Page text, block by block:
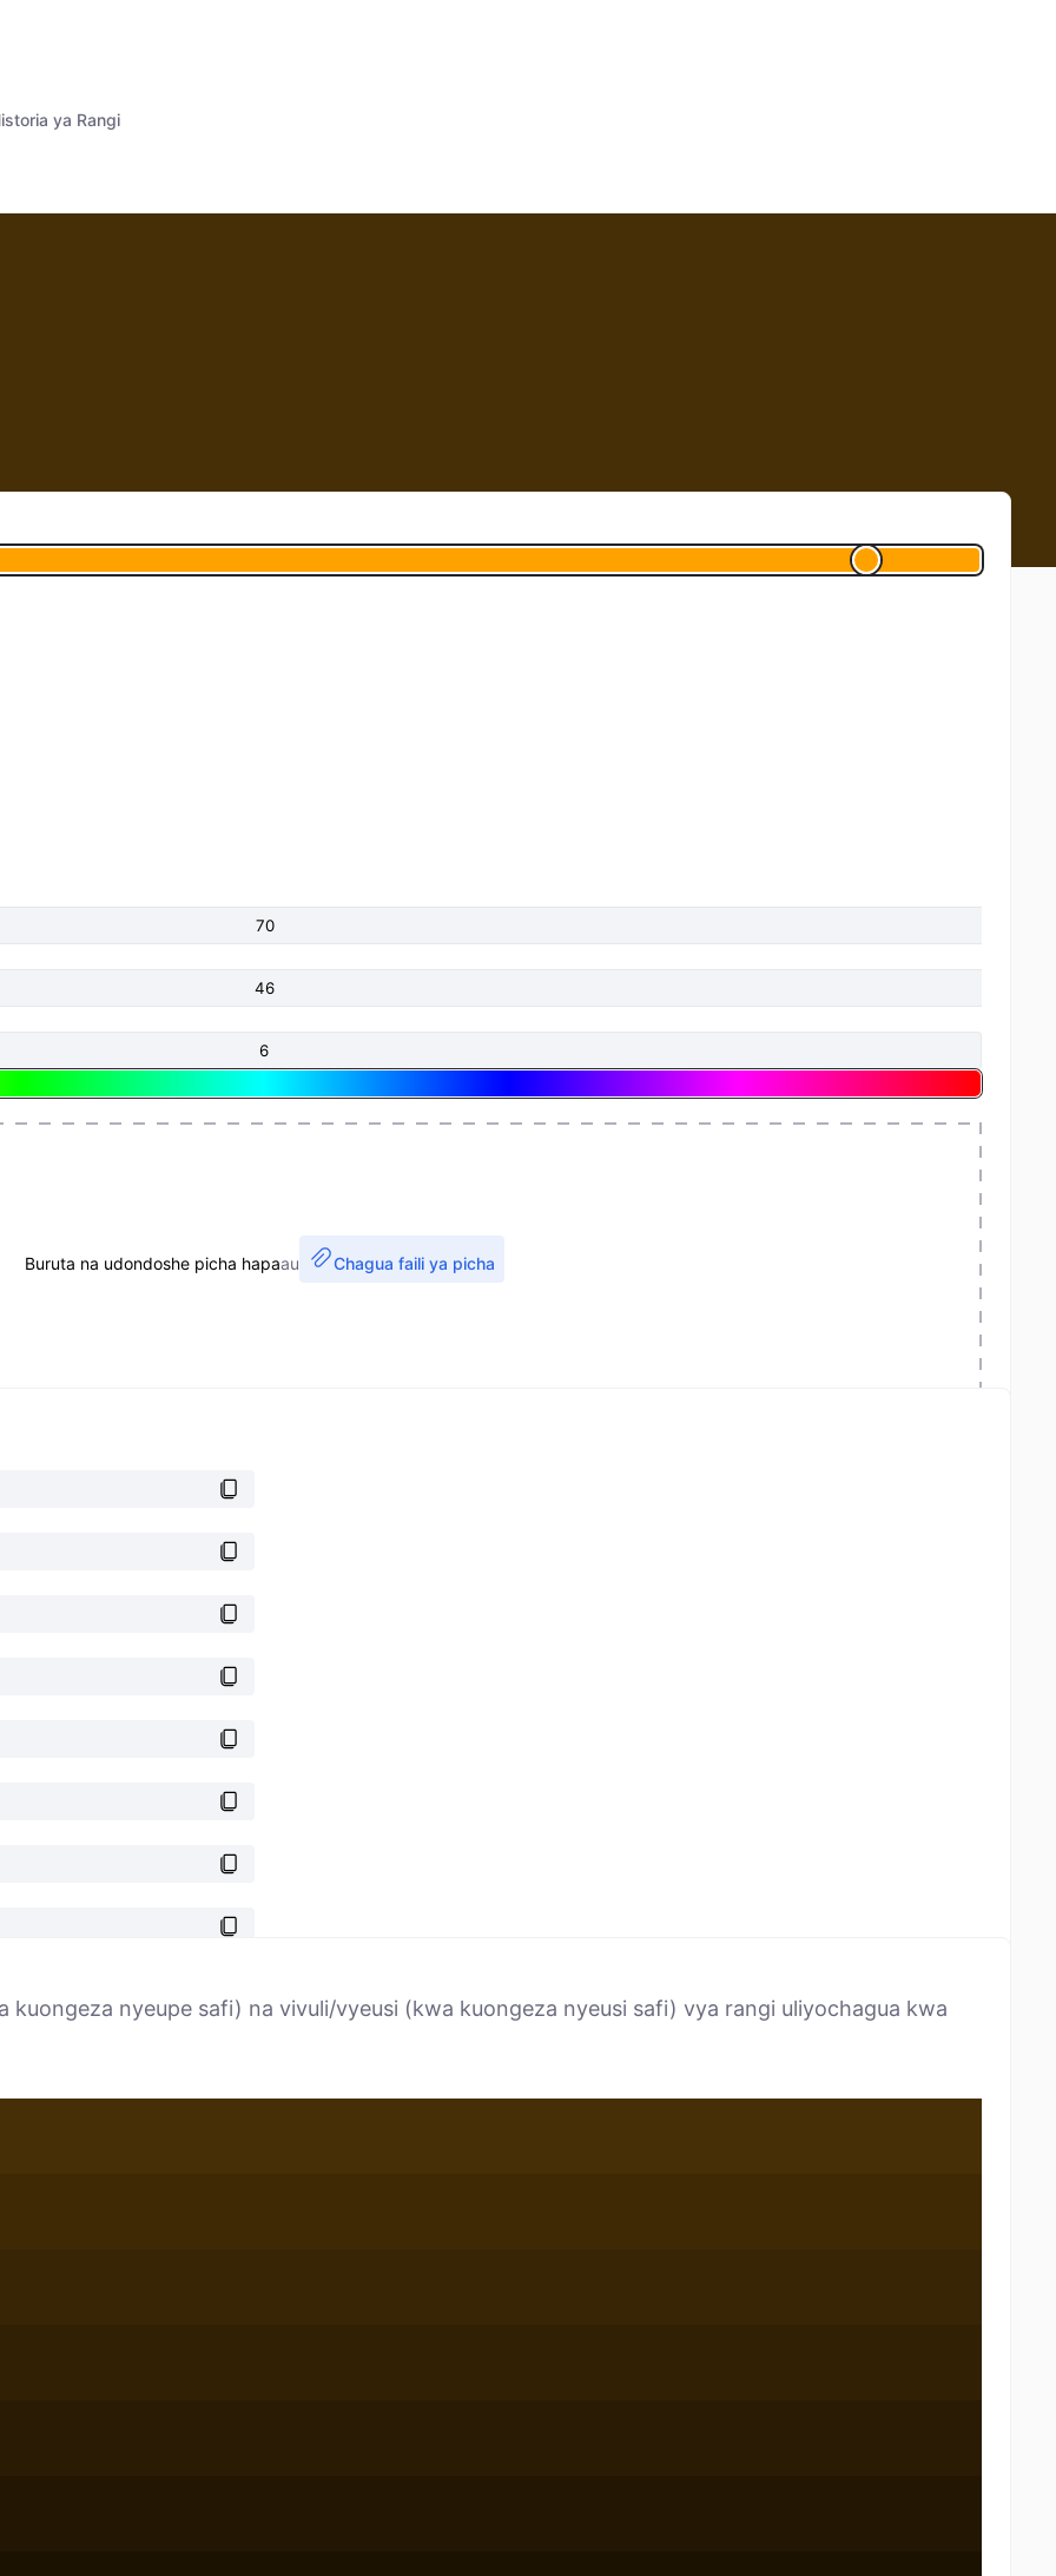
ya Rangi
Buruta na udondoshe picha hapaau Chagua faili ya picha
kuongeza nyeupe safi) na vivuli/vyeusi (kwa kuongeza nyeusi safi) vya rangi uliyochagua kwa